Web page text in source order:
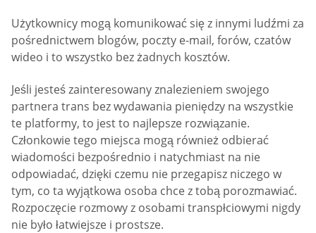
Użytkownicy mogą komunikować się z innymi ludźmi za
pośrednictwem blogów, poczty e-mail, forów, czatów
wideo i to wszystko bez żadnych kosztów.
Jeśli jesteś zainteresowany znalezieniem swojego
partnera trans bez wydawania pieniędzy na wszystkie
te platformy, to jest to najlepsze rozwiązanie.
Członkowie tego miejsca mogą również odbierać
wiadomości bezpośrednio i natychmiast na nie
odpowiadać, dzięki czemu nie przegapisz niczego w
tym, co ta wyjątkowa osoba chce z tobą porozmawiać.
Rozpoczęcie rozmowy z osobami transpłciowymi nigdy
nie było łatwiejsze i prostsze.